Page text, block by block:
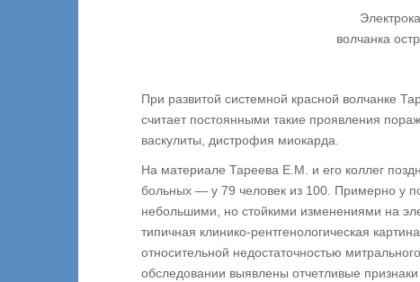
волчанка
При развитой системной красной волчанке
считает постоянными такие проявления
васкулиты, дистрофия миокарда.
На материале Тареева Е.М. и его коллег
больных — у 79 человек из 100. Примерно у
небольшими, но стойкими изменениями на
типичная клинико-рентгенологическая
относительной недостаточностью
обследовании выявлены отчетливые